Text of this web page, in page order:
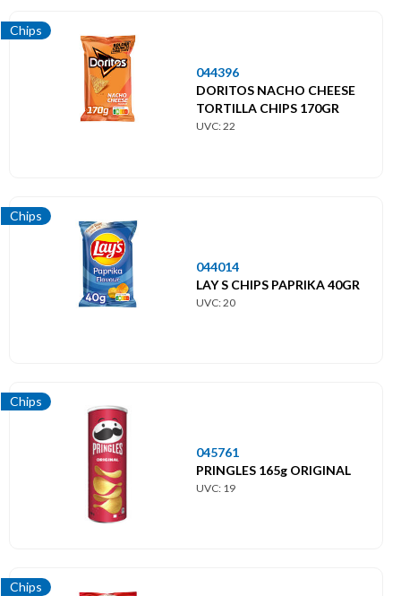
Chips
044396
DORITOS NACHO CHEESE
TORTILLA CHIPS 170GR
UVC: 22
Chips
044014
LAY S CHIPS PAPRIKA 40GR
UVC: 20
Chips
045761
PRINGLES 165g ORIGINAL
UVC: 19
Chips